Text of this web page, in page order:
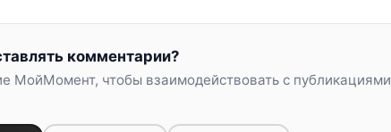
комментарии?
МойМомент, чтобы взаимодействовать с публикациями